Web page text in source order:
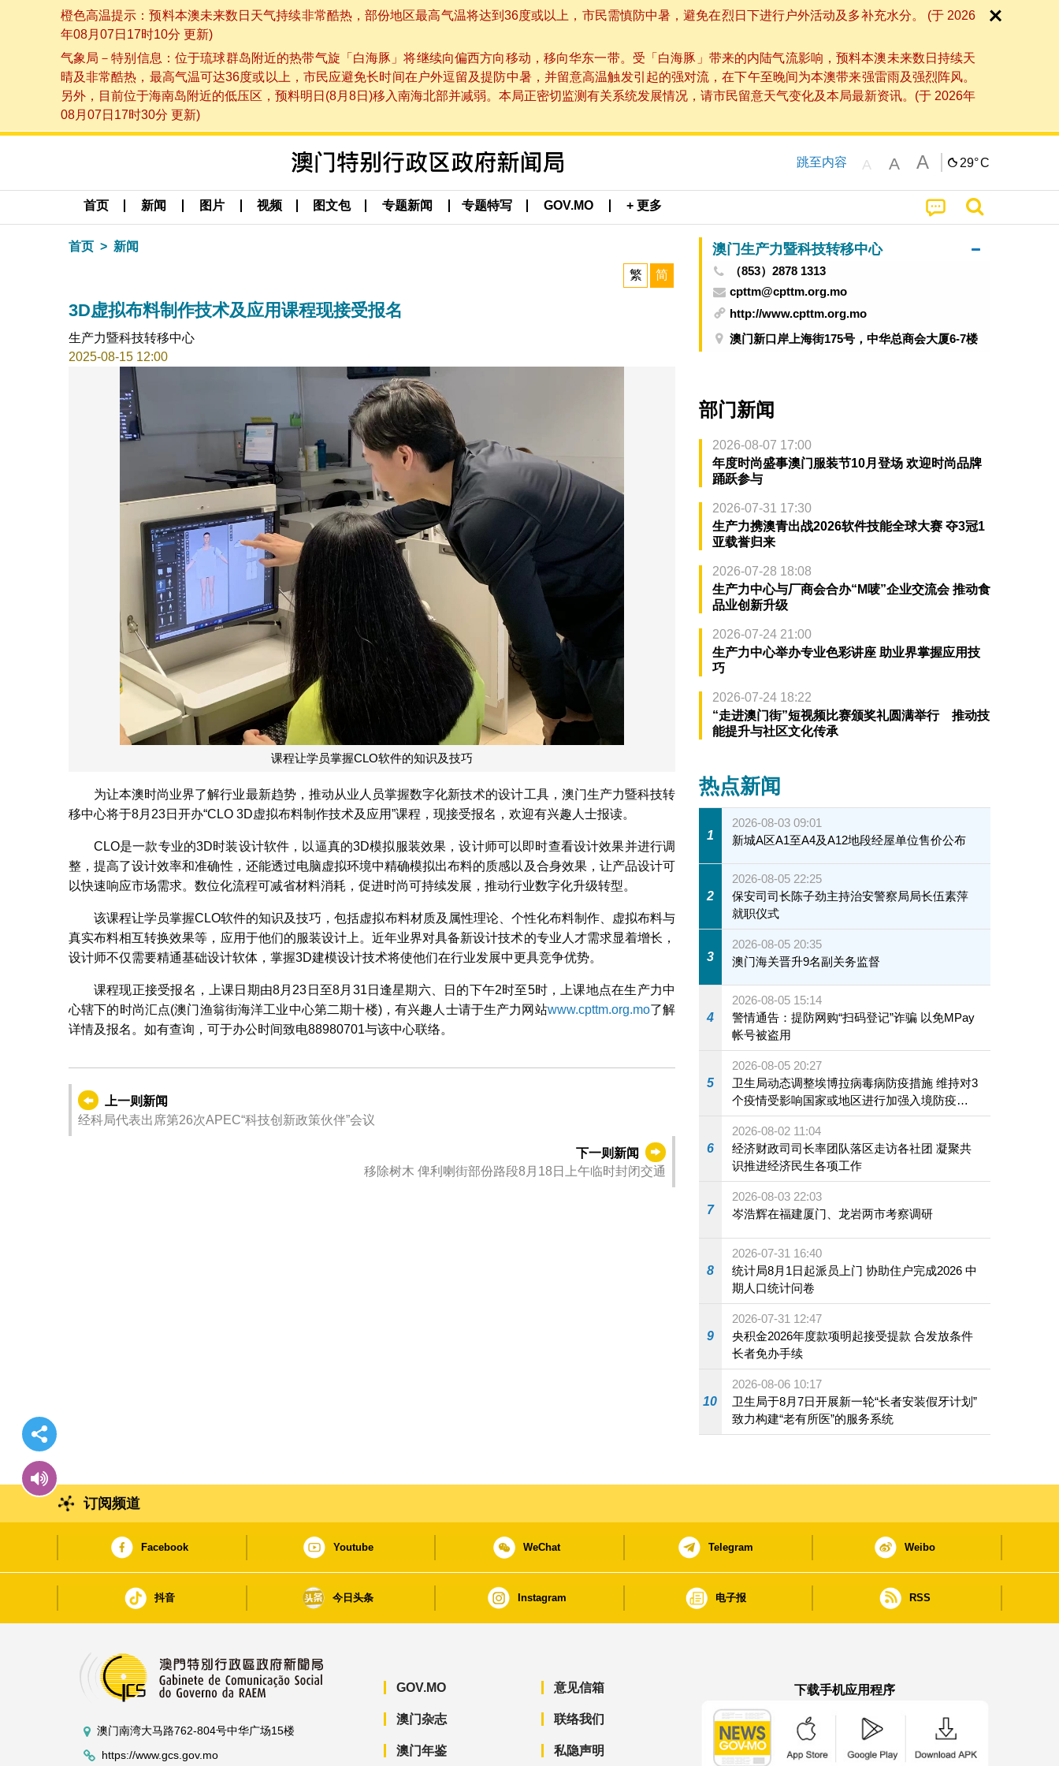
橙色高温提示：预料本澳未来数日天气持续非常酷热，部份地区最高气温将达到36度或以上，市民需慎防中暑，避免在烈日下进行户外活动及多补充水分。 (于 2026
年08月07日17时10分 更新)
气象局－特别信息：位于琉球群岛附近的热带气旋「白海豚」将继续向偏西方向移动，移向华东一带。受「白海豚」带来的内陆气流影响，预料本澳未来数日持续天
晴及非常酷热，最高气温可达36度或以上，市民应避免长时间在户外逗留及提防中暑，并留意高温触发引起的强对流，在下午至晚间为本澳带来强雷雨及强烈阵风。
另外，目前位于海南岛附近的低压区，预料明日(8月8日)移入南海北部并减弱。本局正密切监测有关系统发展情况，请市民留意天气变化及本局最新资讯。(于 2026年
08月07日17时30分 更新)
跳至内容 A A A 29°C
首页 新闻 图片 视频 图文包 专题新闻 专题特写 GOV.MO + 更多
首页 新闻
繁 简
3D虚拟布料制作技术及应用课程现接受报名
生产力暨科技转移中心
2025-08-15 12:00
课程让学员掌握CLO软件的知识及技巧
为让本澳时尚业界了解行业最新趋势，推动从业人员掌握数字化新技术的设计工具，澳门生产力暨科技转
移中心将于8月23日开办“CLO 3D虚拟布料制作技术及应用”课程，现接受报名，欢迎有兴趣人士报读。
CLO是一款专业的3D时装设计软件，以逼真的3D模拟服装效果，设计师可以即时查看设计效果并进行调
整，提高了设计效率和准确性，还能透过电脑虚拟环境中精确模拟出布料的质感以及合身效果，让产品设计可
以快速响应市场需求。数位化流程可减省材料消耗，促进时尚可持续发展，推动行业数字化升级转型。
该课程让学员掌握CLO软件的知识及技巧，包括虚拟布料材质及属性理论、个性化布料制作、虚拟布料与
真实布料相互转换效果等，应用于他们的服装设计上。近年业界对具备新设计技术的专业人才需求显着增长，
设计师不仅需要精通基础设计软体，掌握3D建模设计技术将使他们在行业发展中更具竞争优势。
课程现正接受报名，上课日期由8月23日至8月31日逢星期六、日的下午2时至5时，上课地点在生产力中
心辖下的时尚汇点(澳门渔翁街海洋工业中心第二期十楼)，有兴趣人士请于生产力网站www.cpttm.org.mo了解
详情及报名。如有查询，可于办公时间致电88980701与该中心联络。
上一则新闻
经科局代表出席第26次APEC“科技创新政策伙伴”会议
下一则新闻
移除树木 俾利喇街部份路段8月18日上午临时封闭交通
澳门生产力暨科技转移中心
（853）2878 1313
cpttm@cpttm.org.mo
http://www.cpttm.org.mo
澳门新口岸上海街175号，中华总商会大厦6-7楼
部门新闻
2026-08-07 17:00
年度时尚盛事澳门服装节10月登场 欢迎时尚品牌
踊跃参与
2026-07-31 17:30
生产力携澳青出战2026软件技能全球大赛 夺3冠1
亚载誉归来
2026-07-28 18:08
生产力中心与厂商会合办“M唛”企业交流会 推动食
品业创新升级
2026-07-24 21:00
生产力中心举办专业色彩讲座 助业界掌握应用技
巧
2026-07-24 18:22
“走进澳门街”短视频比赛颁奖礼圆满举行 推动技
能提升与社区文化传承
热点新闻
1
2026-08-03 09:01
新城A区A1至A4及A12地段经屋单位售价公布
2
2026-08-05 22:25
保安司司长陈子劲主持治安警察局局长伍素萍
就职仪式
3
2026-08-05 20:35
澳门海关晋升9名副关务监督
4
2026-08-05 15:14
警情通告：提防网购“扫码登记”诈骗 以免MPay
帐号被盗用
5
2026-08-05 20:27
卫生局动态调整埃博拉病毒病防疫措施 维持对3
个疫情受影响国家或地区进行加强入境防疫措
施
6
2026-08-02 11:04
经济财政司司长率团队落区走访各社团 凝聚共
识推进经济民生各项工作
7
2026-08-03 22:03
岑浩辉在福建厦门、龙岩两市考察调研
8
2026-07-31 16:40
统计局8月1日起派员上门 协助住户完成2026 中
期人口统计问卷
9
2026-07-31 12:47
央积金2026年度款项明起接受提款 合发放条件
长者免办手续
10
2026-08-06 10:17
卫生局于8月7日开展新一轮“长者安装假牙计划”
致力构建“老有所医”的服务系统
订阅频道
Facebook Youtube WeChat Telegram Weibo
抖音 今日头条 Instagram 电子报 RSS
澳门南湾大马路762-804号中华广场15楼
https://www.gcs.gov.mo
GOV.MO
澳门杂志
澳门年鉴
意见信箱
联络我们
私隐声明
下载手机应用程序